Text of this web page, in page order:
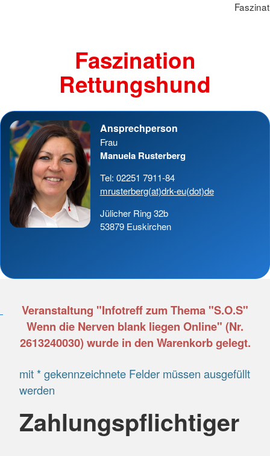
Faszination
Rettungshund
Ansprechperson
Frau
Manuela Rusterberg
Tel: 02251 7911-84
mrusterberg(at)drk-eu(dot)de
Jülicher Ring 32b
53879 Euskirchen
Veranstaltung "Infotreff zum Thema "S.O.S"
Wenn die Nerven blank liegen Online" (Nr.
2613240030) wurde in den Warenkorb gelegt.
mit * gekennzeichnete Felder müssen ausgefüllt
werden
Zahlungspflichtiger